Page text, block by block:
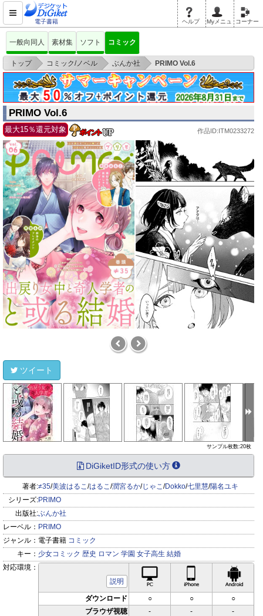
電子書籍 ヘルプ Myメニュ コーナー
一般向同人 素材集 ソフト コミック
トップ > コミック/ノベル > ぶんか社 > PRIMO Vol.6
PRIMO Vol.6
最大15％還元対象 作品ID:ITM0233272
ツイート
サンプル枚数:20枚
DiGiketID形式の使い方
著者:≠35/美波はるこ/はるこ/潤宮るか/じゃこ/Dokko/七里慧/陽名ユキ
シリーズ:PRIMO
出版社:ぶんか社
レーベル： PRIMO
ジャンル： 電子書籍 コミック
キー： 少女コミック 歴史 ロマン 学園 女子高生 結婚
対応環境：
説明
iPhone対応
ダウンロード ○ ○
○
ブラウザ視聴
- -
-